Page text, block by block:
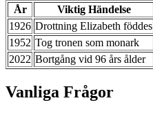
År
Viktig Händelse
1926 Drottning Elizabeth föddes
1952 Tog tronen som monark
2022 Bortgång vid 96 års ålder
Vanliga Frågor